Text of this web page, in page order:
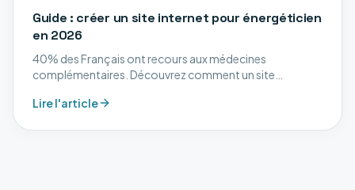
Guide : créer un site internet pour énergéticien
en 2026
40% des Français ont recours aux médecines
complémentaires. Découvrez comment un site
énergéticien.
Lire l'article